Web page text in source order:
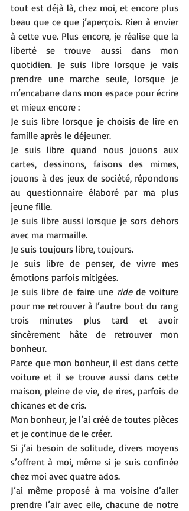
tout est déjà là, chez moi, et encore plus
beau que ce que j’aperçois. Rien à envier
à cette vue. Plus encore, je réalise que la
liberté se trouve aussi dans mon
quotidien. Je suis libre lorsque je vais
prendre une marche seule, lorsque je
m’encabane dans mon espace pour écrire
et mieux encore :
Je suis libre lorsque je choisis de lire en
famille après le déjeuner.
Je suis libre quand nous jouons aux
cartes, dessinons, faisons des mimes,
jouons à des jeux de société, répondons
au questionnaire élaboré par ma plus
jeune fille.
Je suis libre aussi lorsque je sors dehors
avec ma marmaille.
Je suis toujours libre, toujours.
Je suis libre de penser, de vivre mes
émotions parfois mitigées.
Je suis libre de faire une ride de voiture
pour me retrouver à l’autre bout du rang
trois minutes plus tard et avoir
sincèrement hâte de retrouver mon
bonheur.
Parce que mon bonheur, il est dans cette
voiture et il se trouve aussi dans cette
maison, pleine de vie, de rires, parfois de
chicanes et de cris.
Mon bonheur, je l’ai créé de toutes pièces
et je continue de le créer.
Si j’ai besoin de solitude, divers moyens
s’offrent à moi, même si je suis confinée
chez moi avec quatre ados.
J’ai même proposé à ma voisine d’aller
prendre l’air avec elle, chacune de notre